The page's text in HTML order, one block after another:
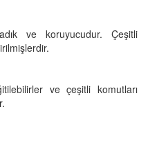
ve koruyucudur. Çeşitli
ve çeşitli komutları